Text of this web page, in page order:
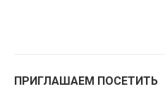
ПРИГЛАШАЕМ ПОСЕТИТЬ